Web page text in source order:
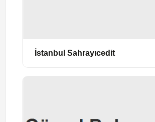
İstanbul Sahrayıcedit